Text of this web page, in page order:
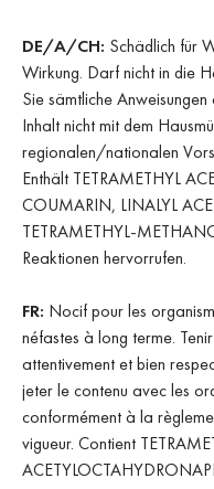
DE/A/CH: Schädlich für
Wirkung. Darf nicht in die
Sie sämtliche
Inhalt nicht mit dem
regionalen/nationalen
Enthält TETRAMETHYL
COUMARIN, LINALYL
TETRAMETHYL-
Reaktionen hervorrufen.
FR: Nocif pour les
néfastes à long terme.
attentivement et bien
jeter le contenu avec les
conformément à la
vigueur. Contient